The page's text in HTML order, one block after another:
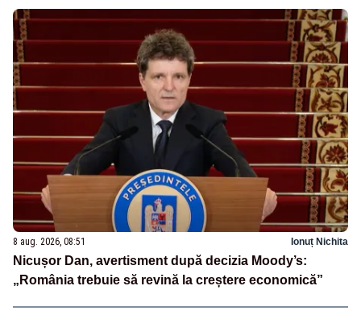
8 aug. 2026, 08:51 Ionuț Nichita
Nicușor Dan, avertisment după decizia Moody’s:
„România trebuie să revină la creștere economică”